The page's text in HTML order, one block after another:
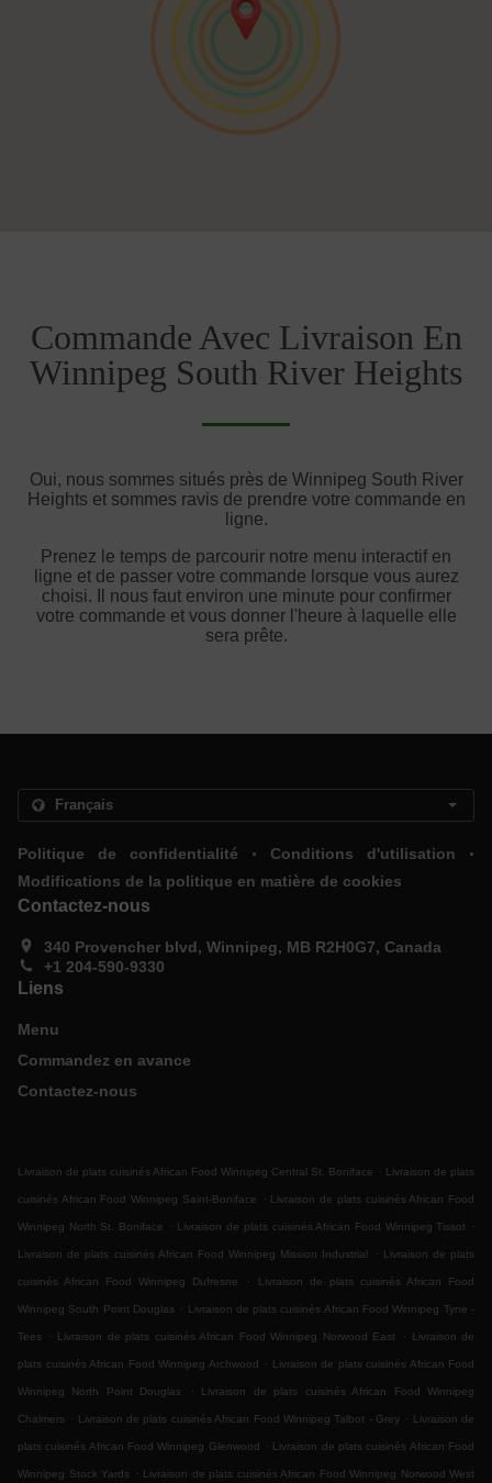
Commande Avec Livraison En
Winnipeg South River Heights
Oui, nous sommes situés près de Winnipeg South River
Heights et sommes ravis de prendre votre commande en
ligne.
Prenez le temps de parcourir notre menu interactif en
ligne et de passer votre commande lorsque vous aurez
choisi. Il nous faut environ une minute pour confirmer
votre commande et vous donner l'heure à laquelle elle
sera prête.
Politique de confidentialité . Conditions d'utilisation .
Modifications de la politique en matière de cookies
Contactez-nous
340 Provencher blvd, Winnipeg, MB R2H0G7, Canada
+1 204-590-9330
Liens
Menu
Commandez en avance
Contactez-nous
Livraison de plats cuisinés African Food Winnipeg Central St. Boniface . Livraison de plats
cuisinés African Food Winnipeg Saint-Boniface . Livraison de plats cuisinés African Food
Winnipeg North St. Boniface . Livraison de plats cuisinés African Food Winnipeg Tissot .
Livraison de plats cuisinés African Food Winnipeg Mission Industrial . Livraison de plats
cuisinés African Food Winnipeg Dufresne . Livraison de plats cuisinés African Food
Winnipeg South Point Douglas . Livraison de plats cuisinés African Food Winnipeg Tyne -
Tees . Livraison de plats cuisinés African Food Winnipeg Norwood East . Livraison de
plats cuisinés African Food Winnipeg Archwood . Livraison de plats cuisinés African Food
Winnipeg North Point Douglas . Livraison de plats cuisinés African Food Winnipeg
Chalmers . Livraison de plats cuisinés African Food Winnipeg Talbot - Grey . Livraison de
plats cuisinés African Food Winnipeg Glenwood . Livraison de plats cuisinés African Food
Winnipeg Stock Yards . Livraison de plats cuisinés African Food Winnipeg Norwood West